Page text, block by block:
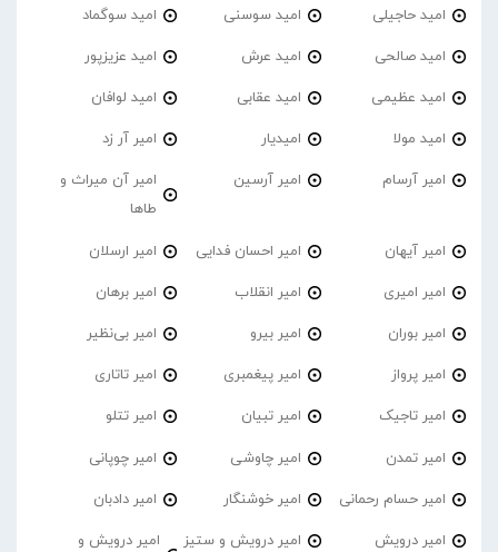
امید حاجیلی امید سوسنی امید سوگماد
امید صالحی امید عرش امید عزیزپور
امید عظیمی امید عقابی امید لوافان
امید مولا امیدیار امیر آر زد
امیر آرسام امیر آرسین
امیر آن میراث و
طاها
امیر آیهان امیر احسان فدایی امیر ارسلان
امیر امیری امیر انقلاب امیر برهان
امیر‌ بوران امیر بیرو امیر بی‌نظیر
امیر پرواز امیر پیغمبری امیر تاتاری
امیر تاجیک امیر تبیان امیر تتلو
امیر تمدن امیر چاوشی امیر چوپانی
امیر حسام رحمانی امیر خوشنگار امیر دادبان
امیر درویش امیر درویش و ستیز
امیر درویش و